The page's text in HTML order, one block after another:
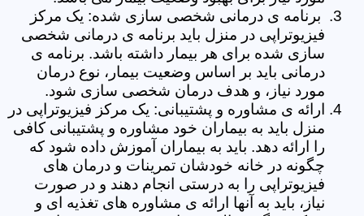
برنامه ی درمانی شخصی سازی شده: یک مرکز
فیزیوتراپی در منزل باید برنامه ی درمانی شخصی
سازی شده برای هر بیمار داشته باشد. برنامه ی
درمانی باید بر اساس وضعیت بیمار، نوع درمان
مورد نیاز، و هدف درمان شخصی سازی شود.
ارائه ی مشاوره و پشتیبانی: یک مرکز فیزیوتراپی در
منزل باید به بیماران خود مشاوره و پشتیبانی کافی
را ارائه دهد. باید به بیماران آموزش داده شود که
چگونه در خانه خودشان تمرینات و درمان های
فیزیوتراپی را به درستی انجام دهند و در صورت
نیاز، باید به آنها ارائه ی مشاوره های تغذیه ای و